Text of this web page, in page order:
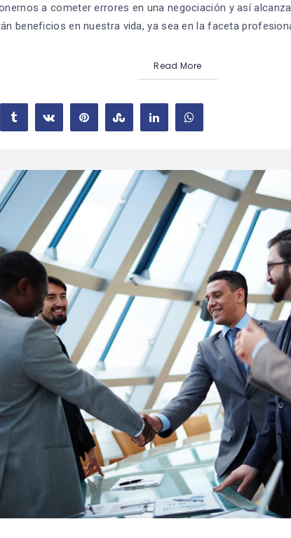
a cometer errores en una negociación y así
beneficios en nuestra vida, ya sea en la faceta
Read More